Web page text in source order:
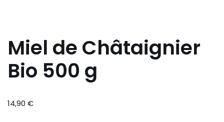
Miel de Châtaignier
Bio 500 g
14,90 €